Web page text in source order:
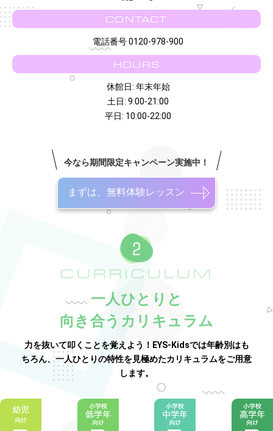
CONTACT
電話番号 0120-978-900
HOURS
休館日: 年末年始
土日: 9:00-21:00
平日: 10:00-22:00
今なら期間限定キャンペーン実施中！
まずは、無料体験レッスン
CURRICULUM
一人ひとりと
向き合うカリキュラム
力を抜いて叩くことを覚えよう！EYS-Kidsでは年齢別はも
ちろん、一人ひとりの特性を見極めたカリキュラムをご用意
します。